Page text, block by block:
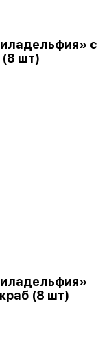
с
(8 шт)
(8 шт)